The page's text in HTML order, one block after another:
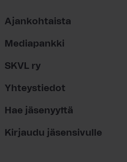
Ajankohtaista
Mediapankki
SKVL ry
Yhteystiedot
Hae jäsenyyttä
Kirjaudu jäsensivulle